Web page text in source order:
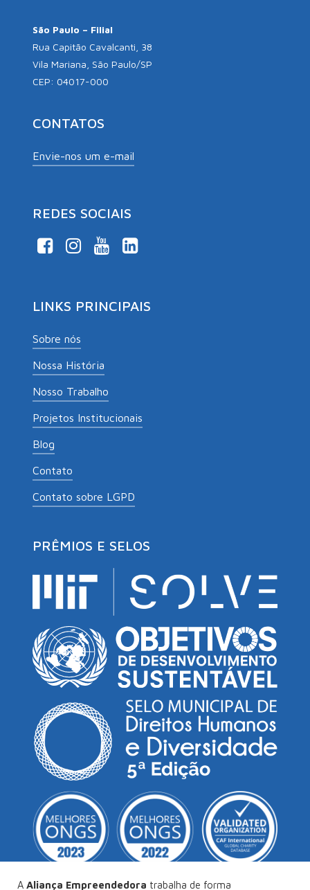
São Paulo – Filial
Rua Capitão Cavalcanti, 38
Vila Mariana, São Paulo/SP
CEP: 04017-000
CONTATOS
Envie-nos um e-mail
REDES SOCIAIS
LINKS PRINCIPAIS
Sobre nós
Nossa História
Nosso Trabalho
Projetos Institucionais
Blog
Contato
Contato sobre LGPD
PRÊMIOS E SELOS
A Aliança Empreendedora trabalha de forma